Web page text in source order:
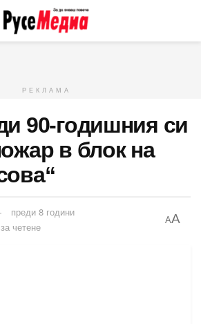
РЕКЛАМА
90-годишния си
в блок на
преди 8 години
четене
AA